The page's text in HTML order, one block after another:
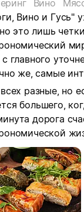
Вино
Вино и Гусь"
это лишь
главного
же, самые
разные, но
большего,
дорога